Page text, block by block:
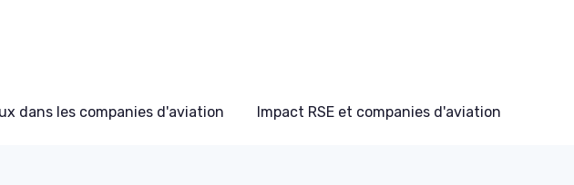
dans les companies d'aviation Impact RSE et companies d'aviation